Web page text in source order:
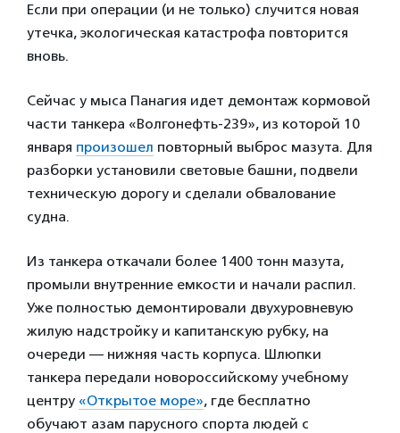
Если при операции (и не только) случится новая
утечка, экологическая катастрофа повторится
вновь.
Сейчас у мыса Панагия идет демонтаж кормовой
части танкера «Волгонефть-239», из которой 10
января произошел повторный выброс мазута. Для
разборки установили световые башни, подвели
техническую дорогу и сделали обвалование
судна.
Из танкера откачали более 1400 тонн мазута,
промыли внутренние емкости и начали распил.
Уже полностью демонтировали двухуровневую
жилую надстройку и капитанскую рубку, на
очереди — нижняя часть корпуса. Шлюпки
танкера передали новороссийскому учебному
центру «Открытое море», где бесплатно
обучают азам парусного спорта людей с